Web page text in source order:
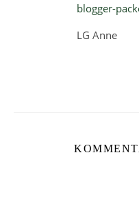
blogger-
LG Anne